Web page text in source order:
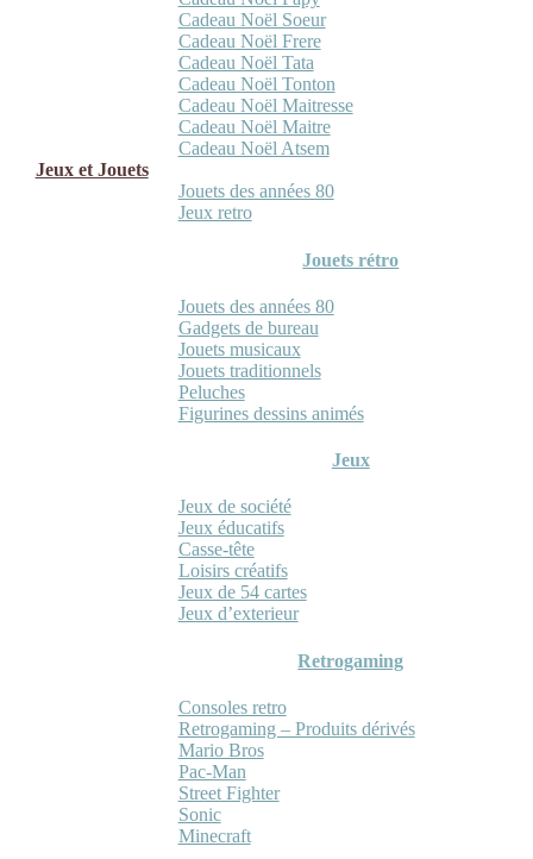
Cadeau Noël Soeur
Cadeau Noël Frere
Cadeau Noël Tata
Cadeau Noël Tonton
Cadeau Noël Maitresse
Cadeau Noël Maitre
Cadeau Noël Atsem
Jeux et Jouets
Jouets des années 80
Jeux retro
Jouets rétro
Jouets des années 80
Gadgets de bureau
Jouets musicaux
Jouets traditionnels
Peluches
Figurines dessins animés
Jeux
Jeux de société
Jeux éducatifs
Casse-tête
Loisirs créatifs
Jeux de 54 cartes
Jeux d’exterieur
Retrogaming
Consoles retro
Retrogaming – Produits dérivés
Mario Bros
Pac-Man
Street Fighter
Sonic
Minecraft